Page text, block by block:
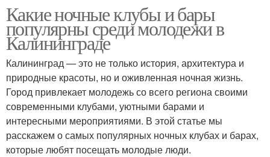
Какие ночные клубы и бары
популярны среди молодежи в
Калининграде
Калининград — это не только история, архитектура и
природные красоты, но и оживленная ночная жизнь.
Город привлекает молодежь со всего региона своими
современными клубами, уютными барами и
интересными мероприятиями. В этой статье мы
расскажем о самых популярных ночных клубах и барах,
которые любят посещать молодые люди.